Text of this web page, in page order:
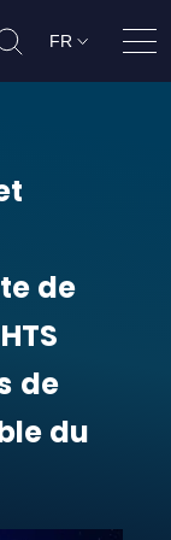
FR
Telkom
de
HTS
de
du